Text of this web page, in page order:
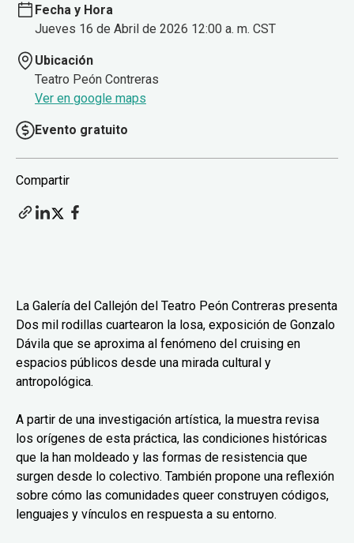
Fecha y Hora
Jueves 16 de Abril de 2026 12:00 a. m. CST
Ubicación
Teatro Peón Contreras
Ver en google maps
Evento gratuito
Compartir
La Galería del Callejón del Teatro Peón Contreras presenta
Dos mil rodillas cuartearon la losa, exposición de Gonzalo
Dávila que se aproxima al fenómeno del cruising en
espacios públicos desde una mirada cultural y
antropológica.
A partir de una investigación artística, la muestra revisa
los orígenes de esta práctica, las condiciones históricas
que la han moldeado y las formas de resistencia que
surgen desde lo colectivo. También propone una reflexión
sobre cómo las comunidades queer construyen códigos,
lenguajes y vínculos en respuesta a su entorno.